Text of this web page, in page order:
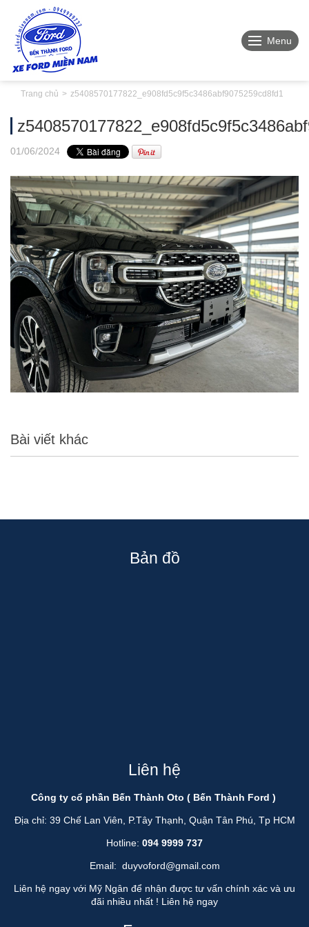
Menu
Trang chủ z5408570177822_e908fd5c9f5c3486abf9075259cd8fd1
01/06/2024
Bài viết khác
Bản đồ
Liên hệ
Công ty cổ phần Bến Thành Oto ( Bến Thành Ford )
Địa chỉ: 39 Chế Lan Viên, P.Tây Thạnh, Quận Tân Phú, Tp HCM
Hotline: 094 9999 737
Email: duyvoford@gmail.com
Liên hệ ngay với Mỹ Ngân để nhận được tư vấn chính xác và ưu
đãi nhiều nhất ! Liên hệ ngay